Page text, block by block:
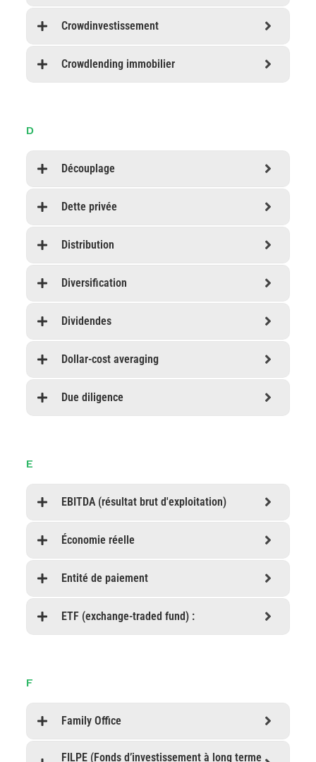
Crowdinvestissement
Crowdlending immobilier
D
Découplage
Dette privée
Distribution
Diversification
Dividendes
Dollar-cost averaging
Due diligence
E
EBITDA (résultat brut d'exploitation)
Économie réelle
Entité de paiement
ETF (exchange-traded fund) :
F
Family Office
FILPE (Fonds d’investissement à long terme